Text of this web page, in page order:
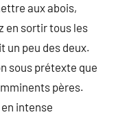
aux abois,
en sortir tous les
un peu des deux.
sous prétexte que
pères.
intense